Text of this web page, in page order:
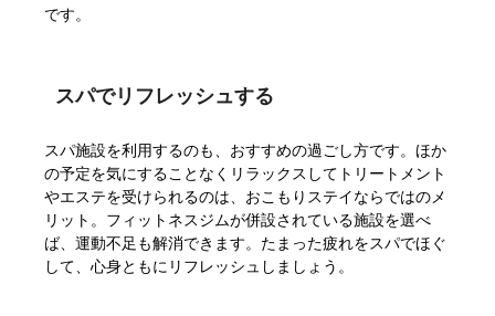
です。
スパでリフレッシュする
スパ施設を利用するのも、おすすめの過ごし方です。ほか
の予定を気にすることなくリラックスしてトリートメント
やエステを受けられるのは、おこもりステイならではのメ
リット。フィットネスジムが併設されている施設を選べ
ば、運動不足も解消できます。たまった疲れをスパでほぐ
して、心身ともにリフレッシュしましょう。